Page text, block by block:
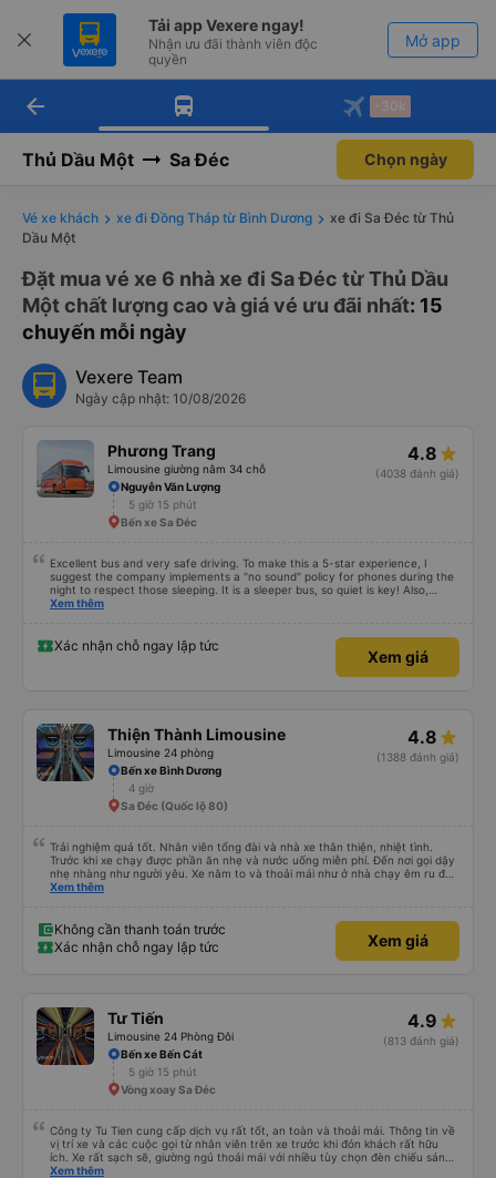
Tải app Vexere ngay!
Nhận ưu đãi thành viên độc
quyền
Mở app
Tải app Vexere
-30k/ghế khi đặt vé máy bay qua
Mở app
arrow_back -30k
Thủ Dầu Một Sa Đéc Chọn ngày
Vé xe khách xe đi Đồng Tháp từ Bình Dương
xe đi Sa Đéc từ Thủ
Dầu Một
Đặt mua vé xe 6 nhà xe đi Sa Đéc từ Thủ Dầu
Một chất lượng cao và giá vé ưu đãi nhất: 15
chuyến mỗi ngày
Vexere Team
Ngày cập nhật: 10/08/2026
Phương Trang
Limousine giường nằm 34 chỗ
4.8
(4038 đánh giá)
Nguyễn Văn Lượng
5 giờ 15 phút
Bến xe Sa Đéc
Excellent bus and very safe driving. To make this a 5-star experience, I
suggest the company implements a "no sound" policy for phones during the
night to respect those sleeping. It is a sleeper bus, so quiet is key! Also,
please display the Wi-Fi password clearly inside the cabin for convenience. I
quy định rõ ràng về việc giữ im lặng (tắt âm thanh điện thoại) vào ban đêm
để tránh làm phiền hành khách khác ngủ. Ngoài ra, nhà xe nên dán sẵn mật
khẩu Wi-Fi trong xe để hành khách dễ dàng sử dụng. Tôi vẫn sẽ tiếp tục ủng
Xem thêm
Xác nhận chỗ ngay lập tức
Xem giá
Thiện Thành Limousine
Limousine 24 phòng
4.8
(1388 đánh giá)
Bến xe Bình Dương
4 giờ
Sa Đéc (Quốc lộ 80)
Trải nghiệm quá tốt. Nhân viên tổng đài và nhà xe thân thiện, nhiệt tình.
Trước khi xe chạy được phần ăn nhẹ và nước uống miễn phí. Đến nơi gọi dậy
nhẹ nhàng như người yêu. Xe nằm to và thoải mái như ở nhà chạy êm ru đến
nơi lúc nào không hay luôn. I had very good experience with this bus
woke us up as they were waking up up their lovers. If you are foreigners and
planning to take this bus, please don’t hesitate as the seats are big and
comfortable enough for you to sleep on.
Xem thêm
Không cần thanh toán trước
Xác nhận chỗ ngay lập tức
Xem giá
Tư Tiến
Limousine 24 Phòng Đôi
4.9
(813 đánh giá)
Bến xe Bến Cát
5 giờ 15 phút
Vòng xoay Sa Đéc
Công ty Tu Tien cung cấp dịch vụ rất tốt, an toàn và thoải mái. Thông tin về
vị trí xe và các cuộc gọi từ nhân viên trên xe trước khi đón khách rất hữu
ích. Xe rất sạch sẽ, giường ngủ thoải mái với nhiều tùy chọn đèn chiếu sáng
và cổng USB được đặt ở vị trí thuận tiện. Nhân viên rất lịch sự và xe đến
Xem thêm